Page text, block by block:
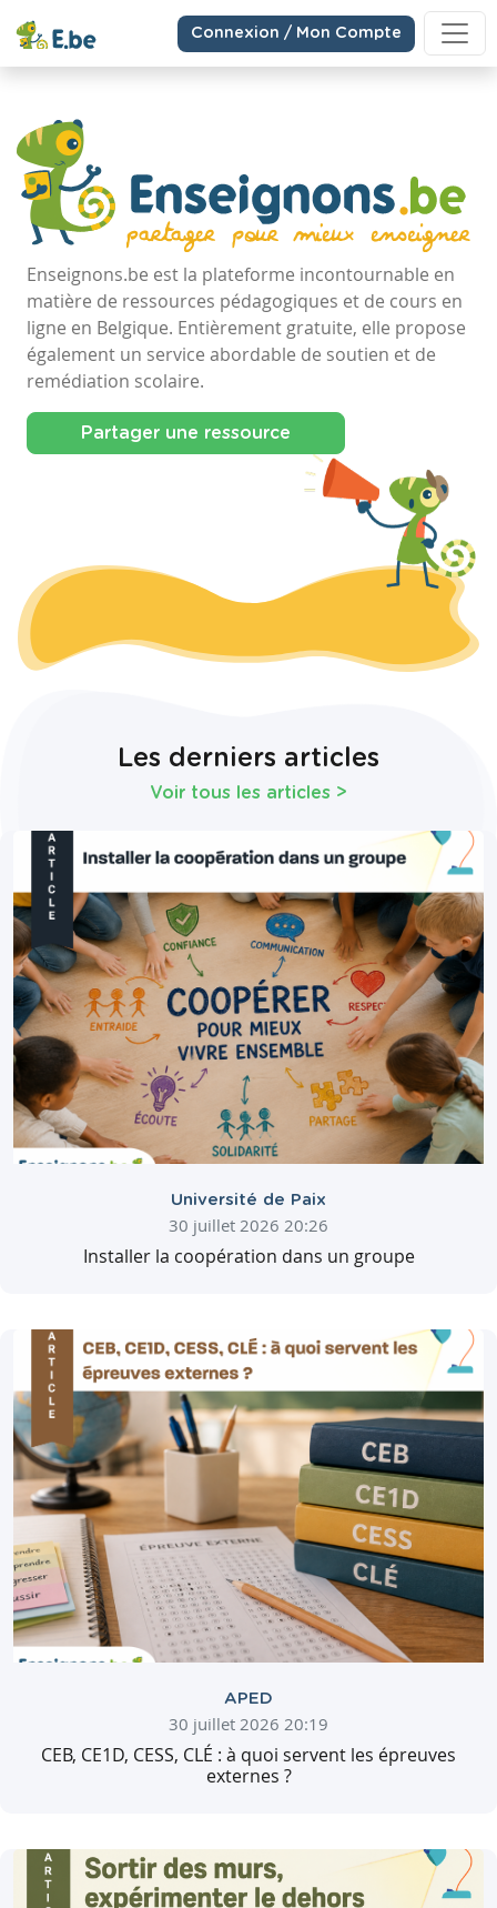
Connexion / Mon Compte
Enseignons.be est la plateforme incontournable en
matière de ressources pédagogiques et de cours en
ligne en Belgique. Entièrement gratuite, elle propose
également un service abordable de soutien et de
remédiation scolaire.
Partager une ressource
Les derniers articles
Voir tous les articles >
Université de Paix
30 juillet 2026 20:26
Installer la coopération dans un groupe
APED
30 juillet 2026 20:19
CEB, CE1D, CESS, CLÉ : à quoi servent les épreuves
externes ?